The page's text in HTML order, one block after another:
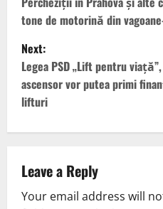
tone de motorină din
Next:
Legea PSD „Lift pentru
ascensor vor putea primi
lifturi
Leave a Reply
Your email address will